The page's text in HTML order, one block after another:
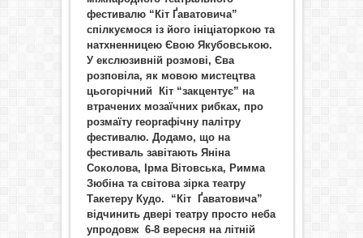
фестивалю “Кіт Ґаватовича”
спілкуємося із його ініціаторкою та
натхненницею Євою Якубовською.
У екслюзивній розмові, Єва
розповіла, як мовою мистецтва
цьогорічний Кіт “закцентує” на
втрачених мозаїчних рибках, про
розмаїту георгафічну палітру
фестивалю. Додамо, що на
фестиваль завітають Яніна
Соколова, Ірма Вітовська, Римма
Зюбіна та світова зірка театру
Такетеру Кудо. “Кіт
Ґаватовича”
відчинить двері театру просто неба
упродовж 6-8 вересня на літній